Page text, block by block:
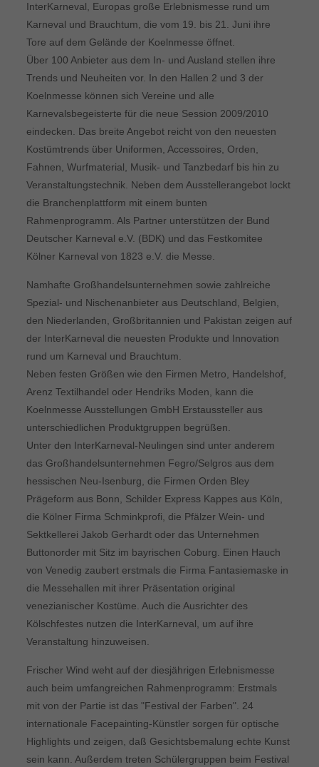
InterKarneval, Europas große Erlebnismesse rund um
Karneval und Brauchtum, die vom 19. bis 21. Juni ihre
Tore auf dem Gelände der Koelnmesse öffnet.
Über 100 Anbieter aus dem In- und Ausland stellen ihre
Trends und Neuheiten vor. In den Hallen 2 und 3 der
Koelnmesse können sich Vereine und alle
Karnevalsbegeisterte für die neue Session 2009/2010
eindecken. Das breite Angebot reicht von den neuesten
Kostümtrends über Uniformen, Accessoires, Orden,
Fahnen, Wurfmaterial, Musik- und Tanzbedarf bis hin zu
Veranstaltungstechnik. Neben dem Ausstellerangebot lockt
die Branchenplattform mit einem bunten
Rahmenprogramm. Als Partner unterstützen der Bund
Deutscher Karneval e.V. (BDK) und das Festkomitee
Kölner Karneval von 1823 e.V. die Messe.
Namhafte Großhandelsunternehmen sowie zahlreiche
Spezial- und Nischenanbieter aus Deutschland, Belgien,
den Niederlanden, Großbritannien und Pakistan zeigen auf
der InterKarneval die neuesten Produkte und Innovation
rund um Karneval und Brauchtum.
Neben festen Größen wie den Firmen Metro, Handelshof,
Arenz Textilhandel oder Hendriks Moden, kann die
Koelnmesse Ausstellungen GmbH Erstaussteller aus
unterschiedlichen Produktgruppen begrüßen.
Unter den InterKarneval-Neulingen sind unter anderem
das Großhandelsunternehmen Fegro/Selgros aus dem
hessischen Neu-Isenburg, die Firmen Orden Bley
Prägeform aus Bonn, Schilder Express Kappes aus Köln,
die Kölner Firma Schminkprofi, die Pfälzer Wein- und
Sektkellerei Jakob Gerhardt oder das Unternehmen
Buttonorder mit Sitz im bayrischen Coburg. Einen Hauch
von Venedig zaubert erstmals die Firma Fantasiemaske in
die Messehallen mit ihrer Präsentation original
venezianischer Kostüme. Auch die Ausrichter des
Kölschfestes nutzen die InterKarneval, um auf ihre
Veranstaltung hinzuweisen.
Frischer Wind weht auf der diesjährigen Erlebnismesse
auch beim umfangreichen Rahmenprogramm: Erstmals
mit von der Partie ist das "Festival der Farben". 24
internationale Facepainting-Künstler sorgen für optische
Highlights und zeigen, daß Gesichtsbemalung echte Kunst
sein kann. Außerdem treten Schülergruppen beim Festival